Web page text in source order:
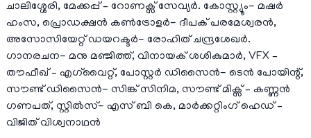
ചാലിശ്ശേരി, മേക്കപ്പ് – റോണക്സ് സേവ്യർ. കോസ്റ്റ്യൂം- മഷർ
ഹംസ, പ്രൊഡക്ഷൻ കൺട്രോളർ- ദീപക് പരമേശ്വരൻ,
അസോസിയേറ്റ് ഡയറക്ടർ- രോഹിത് ചന്ദ്രശേഖർ.
ഗാനരചന- മനു മഞ്ജിത്ത്, വിനായക് ശശികുമാർ, VFX –
തൗഫീഖ് – എഗ്‌വൈറ്റ്, പോസ്റ്റർ ഡിസൈൻ- ടെൻ പോയിന്റ്,
സൗണ്ട് ഡിസൈൻ- സിങ്ക് സിനിമ, സൗണ്ട് മിക്സ് – കണ്ണൻ
ഗണപത്, സ്റ്റിൽസ്- എസ് ബി കെ, മാർക്കറ്റിംഗ് ഹെഡ് –
വിജിത് വിശ്വനാഥൻ